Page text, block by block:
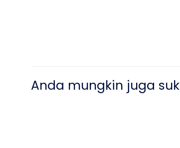
Anda mungkin juga